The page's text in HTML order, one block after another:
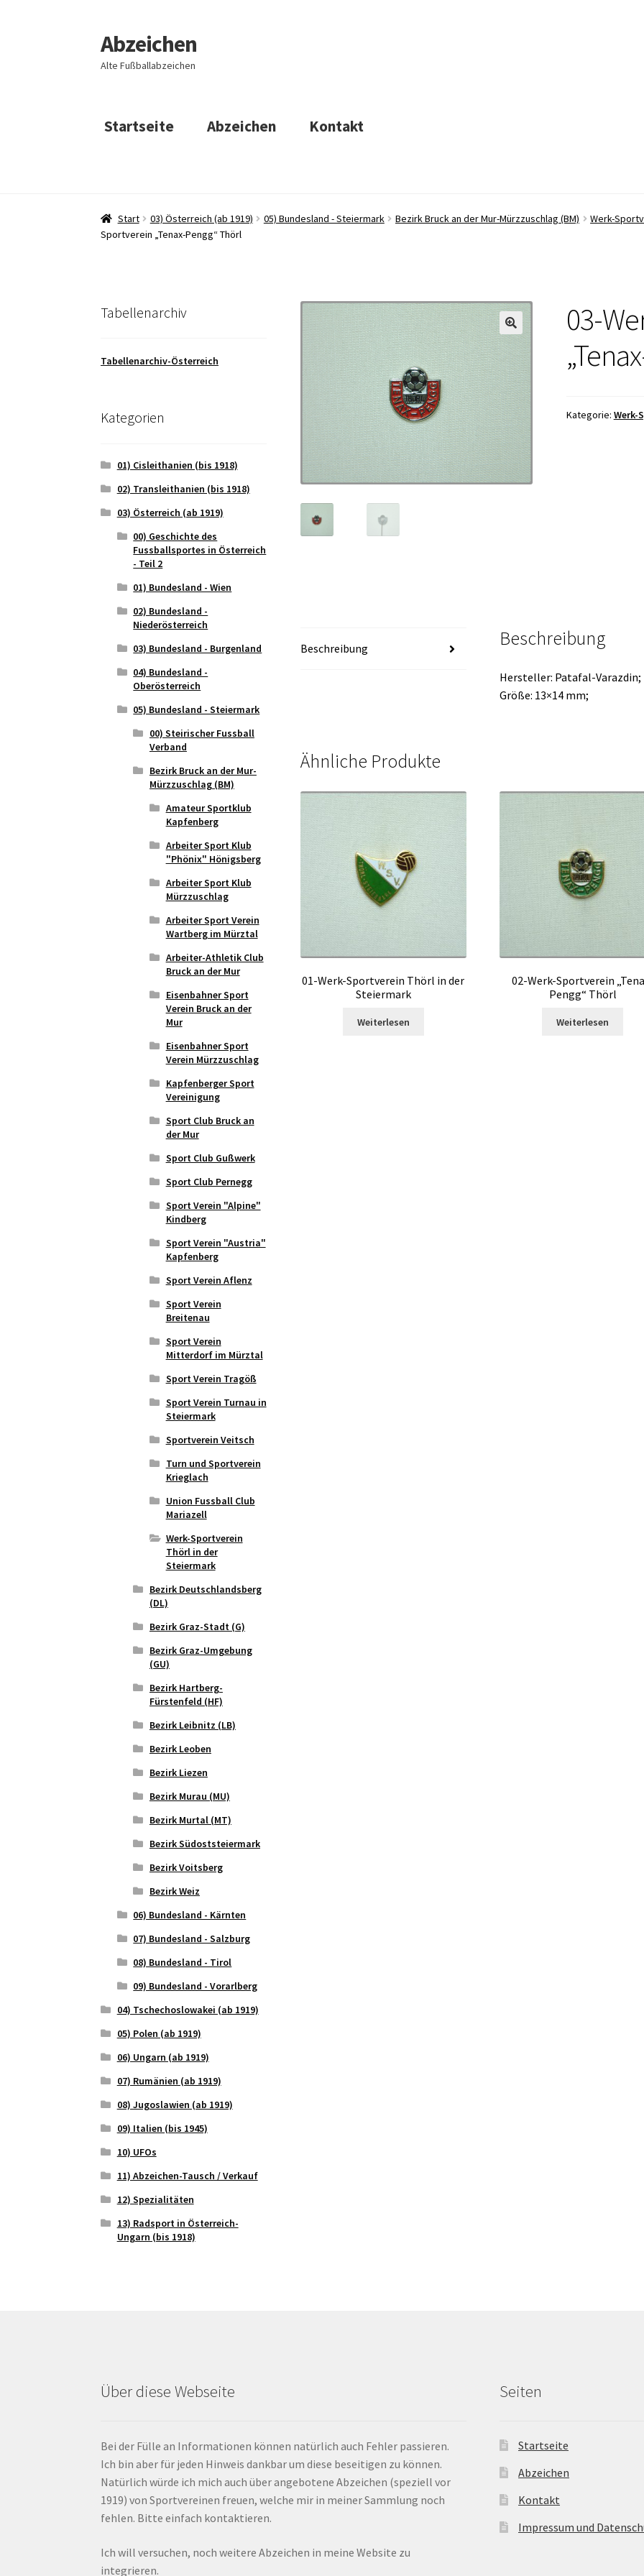
Zur
Navigation
springen
Zum
Inhalt
springen
Abzeichen
Alte Fußballabzeichen
Startseite Abzeichen Kontakt
Start 03) Österreich (ab 1919) 05) Bundesland - Steiermark Bezirk Bruck an der Mur-Mürzzuschlag (BM)
Werk-
Sportverein „Tenax-Pengg“ Thörl
03-
Kategorie: Werk-
Beschreibung Beschreibung
Hersteller: Patafal-Varazdin;
Größe: 13×14 mm;
Ähnliche Produkte
01-Werk-Sportverein Thörl in der
Steiermark
Weiterlesen
02-Werk-Sportverein
Pengg“ Thörl
Weiterlesen
Tabellenarchiv
Tabellenarchiv-Österreich
Kategorien
01) Cisleithanien (bis 1918)
02) Transleithanien (bis 1918)
03) Österreich (ab 1919)
00) Geschichte des
Fussballsportes in Österreich
- Teil 2
01) Bundesland - Wien
02) Bundesland -
Niederösterreich
03) Bundesland - Burgenland
04) Bundesland -
Oberösterreich
05) Bundesland - Steiermark
00) Steirischer Fussball
Verband
Bezirk Bruck an der Mur-
Mürzzuschlag (BM)
Amateur Sportklub
Kapfenberg
Arbeiter Sport Klub
"Phönix" Hönigsberg
Arbeiter Sport Klub
Mürzzuschlag
Arbeiter Sport Verein
Wartberg im Mürztal
Arbeiter-Athletik Club
Bruck an der Mur
Eisenbahner Sport
Verein Bruck an der
Mur
Eisenbahner Sport
Verein Mürzzuschlag
Kapfenberger Sport
Vereinigung
Sport Club Bruck an
der Mur
Sport Club Gußwerk
Sport Club Pernegg
Sport Verein "Alpine"
Kindberg
Sport Verein "Austria"
Kapfenberg
Sport Verein Aflenz
Sport Verein
Breitenau
Sport Verein
Mitterdorf im Mürztal
Sport Verein Tragöß
Sport Verein Turnau in
Steiermark
Sportverein Veitsch
Turn und Sportverein
Krieglach
Union Fussball Club
Mariazell
Werk-Sportverein
Thörl in der
Steiermark
Bezirk Deutschlandsberg
(DL)
Bezirk Graz-Stadt (G)
Bezirk Graz-Umgebung
(GU)
Bezirk Hartberg-
Fürstenfeld (HF)
Bezirk Leibnitz (LB)
Bezirk Leoben
Bezirk Liezen
Bezirk Murau (MU)
Bezirk Murtal (MT)
Bezirk Südoststeiermark
Bezirk Voitsberg
Bezirk Weiz
06) Bundesland - Kärnten
07) Bundesland - Salzburg
08) Bundesland - Tirol
09) Bundesland - Vorarlberg
04) Tschechoslowakei (ab 1919)
05) Polen (ab 1919)
06) Ungarn (ab 1919)
07) Rumänien (ab 1919)
08) Jugoslawien (ab 1919)
09) Italien (bis 1945)
10) UFOs
11) Abzeichen-Tausch / Verkauf
12) Spezialitäten
13) Radsport in Österreich-
Ungarn (bis 1918)
Über diese Webseite
Bei der Fülle an Informationen können natürlich auch Fehler passieren.
Ich bin aber für jeden Hinweis dankbar um diese beseitigen zu können.
Natürlich würde ich mich auch über angebotene Abzeichen (speziell vor
1919) von Sportvereinen freuen, welche mir in meiner Sammlung noch
fehlen. Bitte einfach kontaktieren.
Ich will versuchen, noch weitere Abzeichen in meine Website zu
integrieren.
Seiten
Startseite
Abzeichen
Kontakt
Impressum und